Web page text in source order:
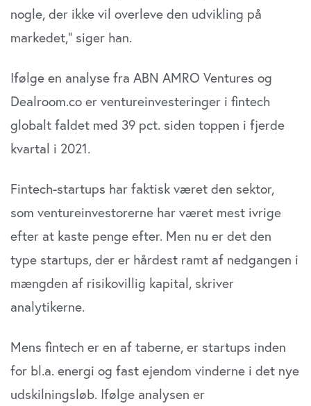
nogle, der ikke vil overleve den udvikling på
markedet,” siger han.
Ifølge en analyse fra ABN AMRO Ventures og
Dealroom.co er ventureinvesteringer i fintech
globalt faldet med 39 pct. siden toppen i fjerde
kvartal i 2021.
Fintech-startups har faktisk været den sektor,
som ventureinvestorerne har været mest ivrige
efter at kaste penge efter. Men nu er det den
type startups, der er hårdest ramt af nedgangen i
mængden af risikovillig kapital, skriver
analytikerne.
Mens fintech er en af taberne, er startups inden
for bl.a. energi og fast ejendom vinderne i det nye
udskilningsløb. Ifølge analysen er